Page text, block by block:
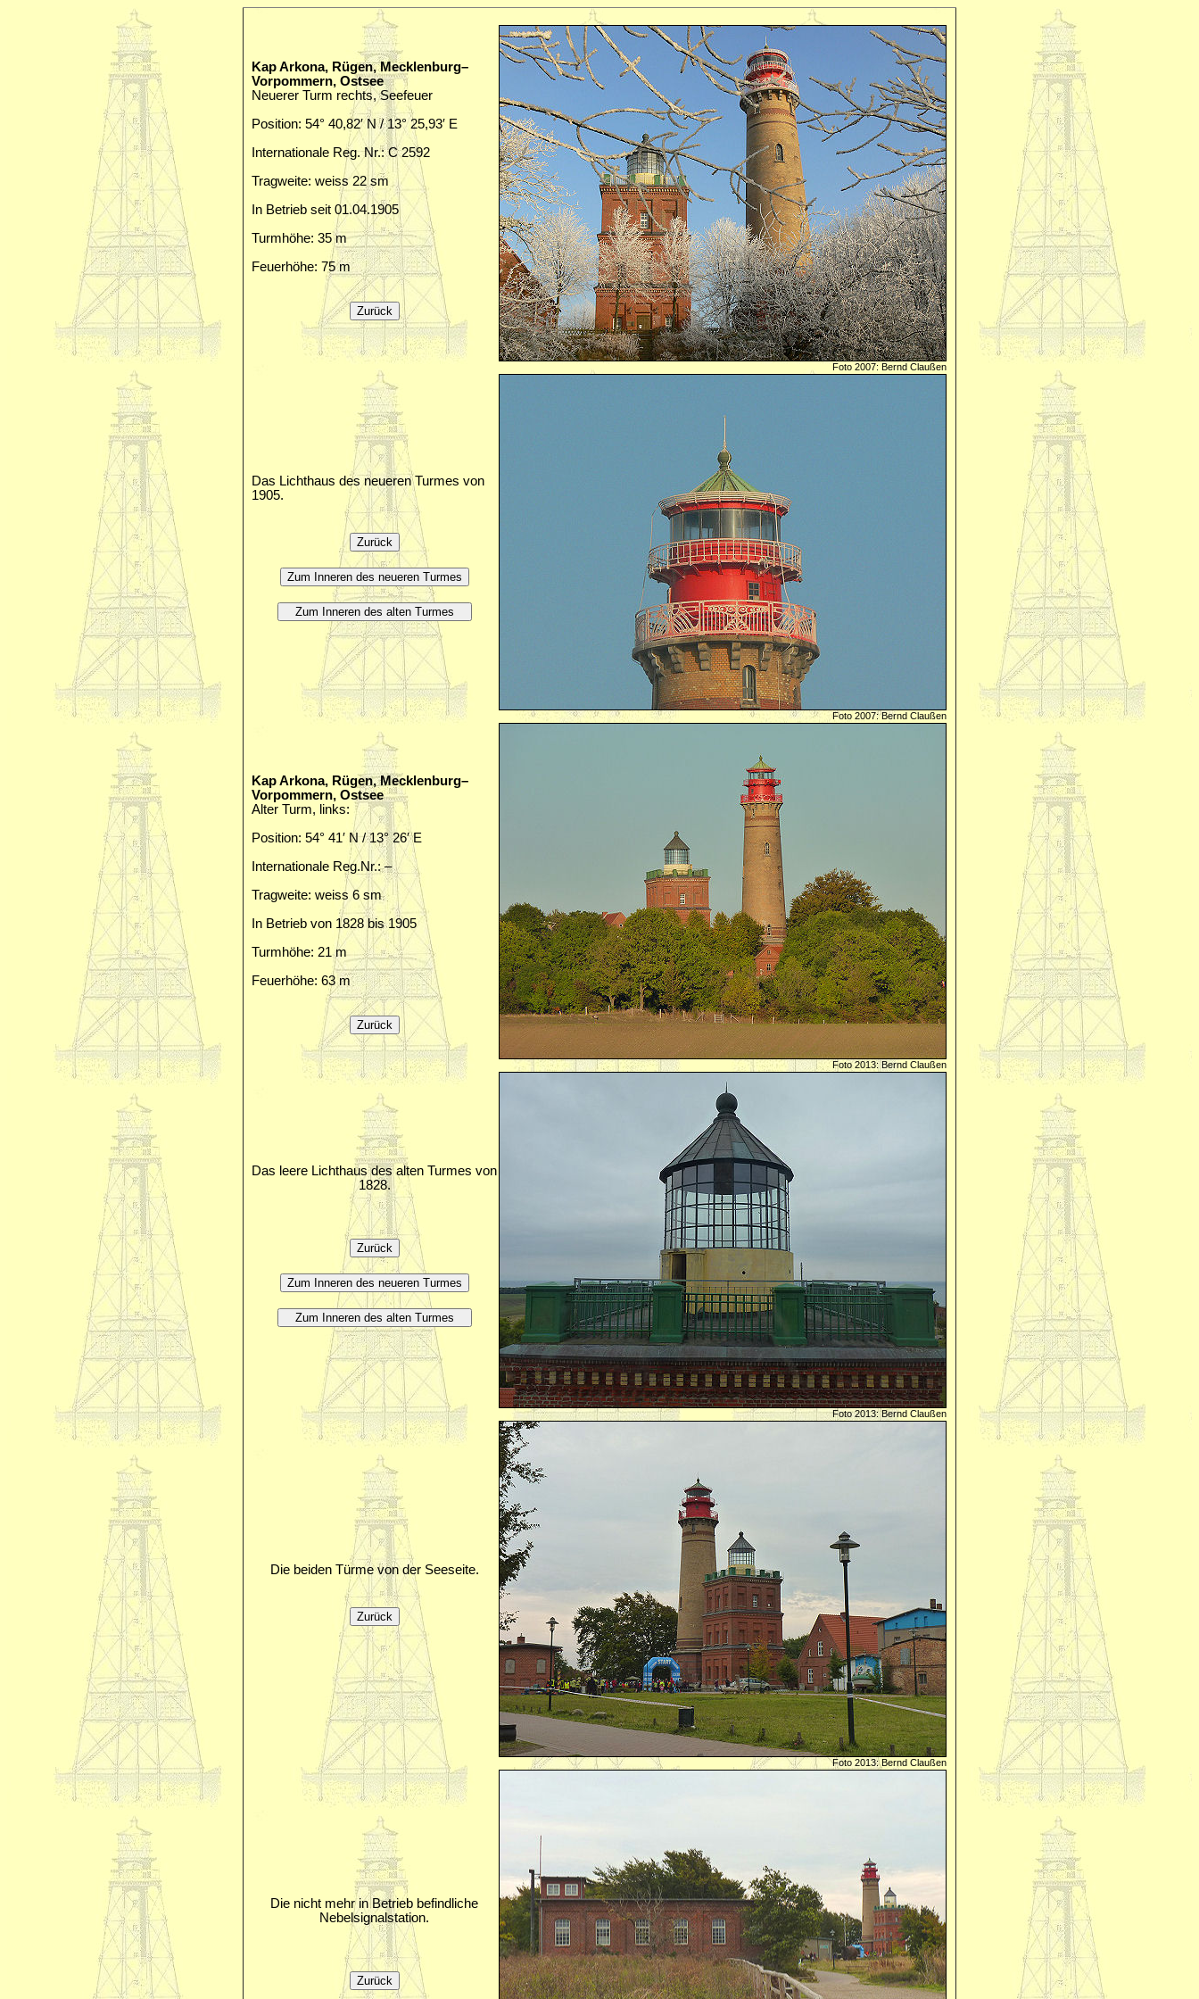
Kap Arkona, Rügen, Mecklenburg–
Vorpommern, Ostsee
Neuerer Turm rechts, Seefeuer
Position: 54° 40,82′ N / 13° 25,93′ E
Internationale Reg. Nr.: C 2592
Tragweite: weiss 22 sm
In Betrieb seit 01.04.1905
Turmhöhe: 35 m
Feuerhöhe: 75 m
Foto 2007: Bernd Claußen
Das Lichthaus des neueren Turmes von
1905.
Foto 2007: Bernd Claußen
Kap Arkona, Rügen, Mecklenburg–
Vorpommern, Ostsee
Alter Turm, links:
Position: 54° 41′ N / 13° 26′ E
Internationale Reg.Nr.: –
Tragweite: weiss 6 sm
In Betrieb von 1828 bis 1905
Turmhöhe: 21 m
Feuerhöhe: 63 m
Foto 2013: Bernd Claußen
Das leere Lichthaus des alten Turmes von
1828.
Foto 2013: Bernd Claußen
Die beiden Türme von der Seeseite.
Foto 2013: Bernd Claußen
Die nicht mehr in Betrieb befindliche
Nebelsignalstation.